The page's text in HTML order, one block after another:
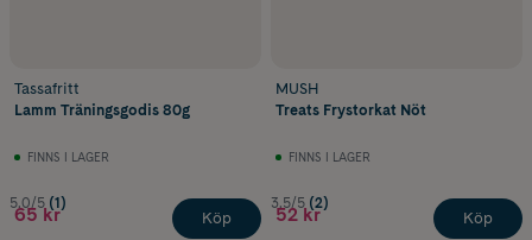
Tassafritt
Lamm Träningsgodis 80g
FINNS I LAGER
5.0/5 (1)
65 kr Köp
MUSH
Treats Frystorkat Nöt
FINNS I LAGER
3.5/5 (2)
52 kr Köp